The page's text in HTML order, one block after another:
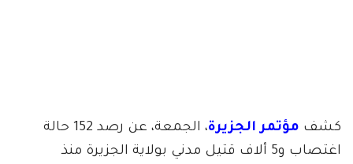
كشف مؤتمر الجزيرة
، الجمعة، عن رصد 152 حالة
اغتصاب و5 ألاف قتيل مدني بولاية الجزيرة منذ